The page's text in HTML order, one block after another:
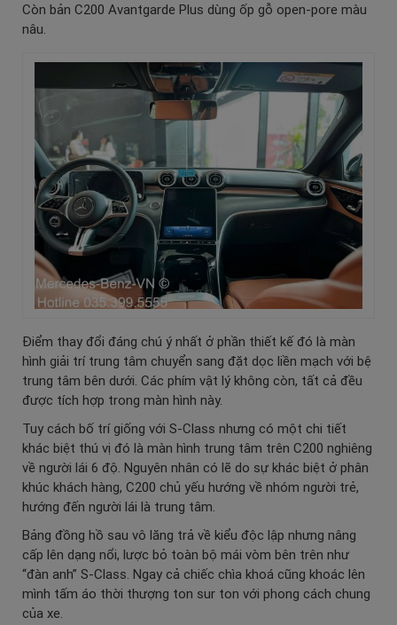
Còn bản C200 Avantgarde Plus dùng ốp gỗ open-pore màu
nâu.
Điểm thay đổi đáng chú ý nhất ở phần thiết kế đó là màn
hình giải trí trung tâm chuyển sang đặt dọc liền mạch với bệ
trung tâm bên dưới. Các phím vật lý không còn, tất cả đều
được tích hợp trong màn hình này.
Tuy cách bố trí giống với S-Class nhưng có một chi tiết
khác biệt thú vị đó là màn hình trung tâm trên C200 nghiêng
về người lái 6 độ. Nguyên nhân có lẽ do sự khác biệt ở phân
khúc khách hàng, C200 chủ yếu hướng về nhóm người trẻ,
hướng đến người lái là trung tâm.
Bảng đồng hồ sau vô lăng trả về kiểu độc lập nhưng nâng
cấp lên dạng nổi, lược bỏ toàn bộ mái vòm bên trên như
“đàn anh” S-Class. Ngay cả chiếc chìa khoá cũng khoác lên
mình tấm áo thời thượng ton sur ton với phong cách chung
của xe.